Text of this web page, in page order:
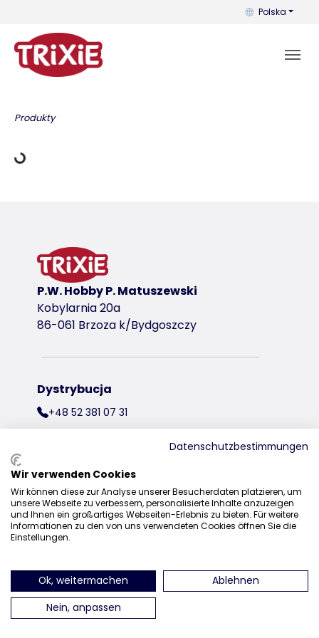
Możesz
Polska
Produkty
P.W. Hobby P. Matuszewski
Kobylarnia 20a
86-061 Brzoza k/Bydgoszczy
Dystrybucja
+48 52 381 07 31
znajdź nas na Instagramieznajdź nas na Facebooku
znajdź nas
Datenschutzbestimmungen
Wir verwenden Cookies
Wir können diese zur Analyse unserer Besucherdaten platzieren, um
unsere Webseite zu verbessern, personalisierte Inhalte anzuzeigen
und Ihnen ein großartiges Webseiten-Erlebnis zu bieten. Für weitere
Informationen zu den von uns verwendeten Cookies öffnen Sie die
Einstellungen.
Ok, weitermachen
Ablehnen
Nein, anpassen